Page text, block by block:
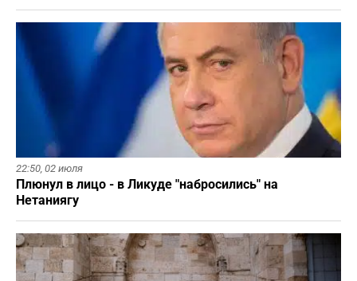
22:50, 02 июля
Плюнул в лицо - в Ликуде "набросились" на
Нетаниягу